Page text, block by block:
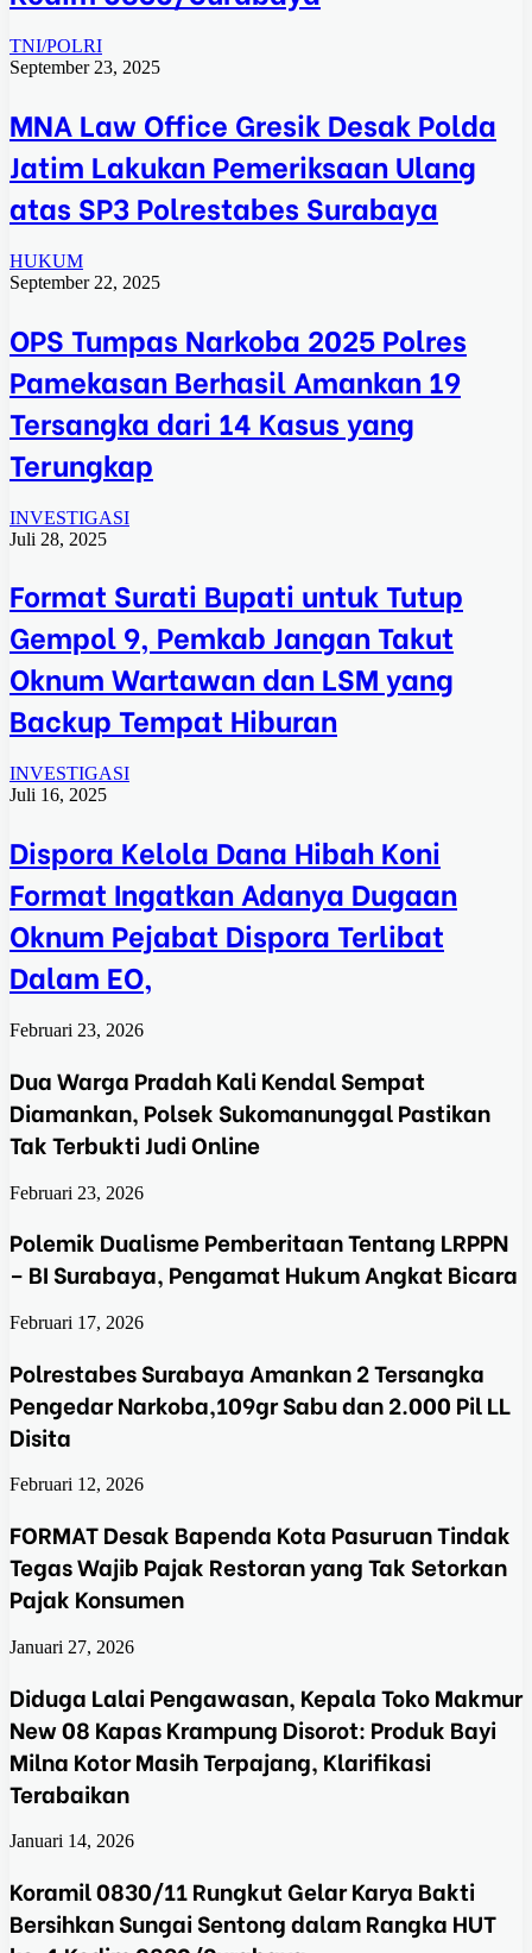
TNI/POLRI
September 23, 2025
MNA Law Office Gresik Desak Polda
Jatim Lakukan Pemeriksaan Ulang
atas SP3 Polrestabes Surabaya
HUKUM
September 22, 2025
OPS Tumpas Narkoba 2025 Polres
Pamekasan Berhasil Amankan 19
Tersangka dari 14 Kasus yang
Terungkap
INVESTIGASI
Juli 28, 2025
Format Surati Bupati untuk Tutup
Gempol 9, Pemkab Jangan Takut
Oknum Wartawan dan LSM yang
Backup Tempat Hiburan
INVESTIGASI
Juli 16, 2025
Dispora Kelola Dana Hibah Koni
Format Ingatkan Adanya Dugaan
Oknum Pejabat Dispora Terlibat
Dalam EO,
Februari 23, 2026
Dua Warga Pradah Kali Kendal Sempat
Diamankan, Polsek Sukomanunggal Pastikan
Tak Terbukti Judi Online
Februari 23, 2026
Polemik Dualisme Pemberitaan Tentang LRPPN
– BI Surabaya, Pengamat Hukum Angkat Bicara
Februari 17, 2026
Polrestabes Surabaya Amankan 2 Tersangka
Pengedar Narkoba,109gr Sabu dan 2.000 Pil LL
Disita
Februari 12, 2026
FORMAT Desak Bapenda Kota Pasuruan Tindak
Tegas Wajib Pajak Restoran yang Tak Setorkan
Pajak Konsumen
Januari 27, 2026
Diduga Lalai Pengawasan, Kepala Toko Makmur
New 08 Kapas Krampung Disorot: Produk Bayi
Milna Kotor Masih Terpajang, Klarifikasi
Terabaikan
Januari 14, 2026
Koramil 0830/11 Rungkut Gelar Karya Bakti
Bersihkan Sungai Sentong dalam Rangka HUT